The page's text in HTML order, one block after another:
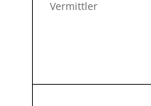
Vermittler